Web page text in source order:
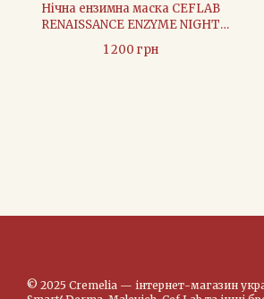
Нічна ензимна маска CEFLAB
RENAISSANCE ENZYME NIGHT
MASK - 50 мл
1 200 грн
© 2025 Cremelia — інтернет-магазин